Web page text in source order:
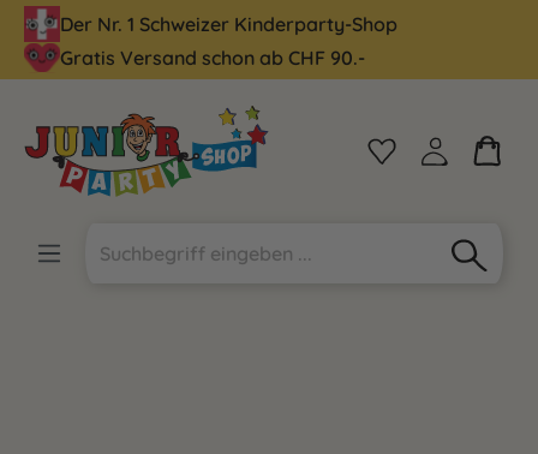
springen
Der Nr. 1 Schweizer Kinderparty-Shop
Gratis Versand schon ab CHF 90.-